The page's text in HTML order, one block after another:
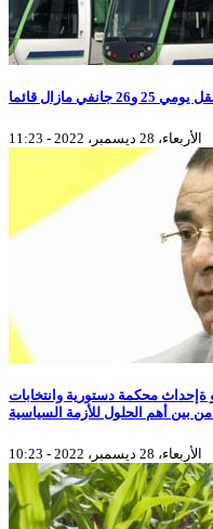
مازال قائما
الأربعاء، 28 ديسمبر، 2022 - 11:23
ةإحداث محكمة دستورية وانتخابات
الأربعاء، 28 ديسمبر، 2022 - 10:23